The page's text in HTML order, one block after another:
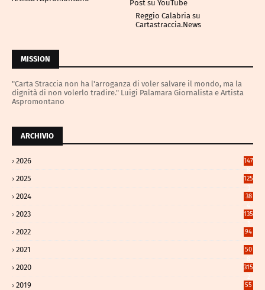
Post su YouTube
Reggio Calabria su
Cartastraccia.News
MISSION
"Carta Straccia non ha l'arroganza di voler salvare il mondo, ma la
dignità di non volerlo tradire." Luigi Palamara Giornalista e Artista
Aspromontano
ARCHIVIO
2026
147
8
2025
125
3
2024
38
4
2023
135
1
2022 94
2021
50
8
2020
315
2
2019 55